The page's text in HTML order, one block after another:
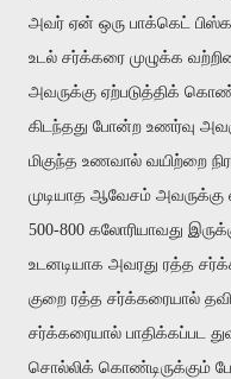
அவர் ஏன் ஒரு பாக்கெட்
உடல் சர்க்கரை முழுக்க
அவருக்கு ஏற்படுத்திக்
கிடந்தது போன்ற உணர்வு
மிகுந்த உணவால் வயிற்றை
முடியாத ஆவேசம்
500-800 கலோரியாவது
உடனடியாக அவரது ரத்த
குறை ரத்த சர்க்கரையால்
சர்க்கரையால் பாதிக்கப்பட
சொல்லிக் கொண்டிருக்கும்